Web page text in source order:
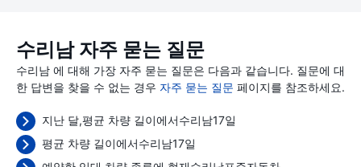
수리남 자주 묻는 질문
수리남 에 대해 가장 자주 묻는 질문은 다음과 같습니다. 질문에 대
한 답변을 찾을 수 없는 경우 자주 묻는 질문 페이지를 참조하세요.
지난 달,평균 차량 길이에서수리남17일
평균 차량 길이에서수리남17일